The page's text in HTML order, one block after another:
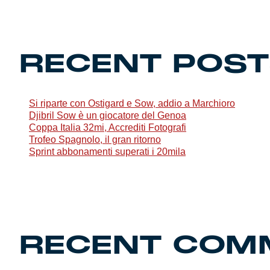
Urban Collection
Sebago x Genoa
Robe di Kappa x Genoa
RECENT
Si riparte con Ostigard e Sow, addio a Marchioro
Djibril Sow è un giocatore del Genoa
Coppa Italia 32mi, Accrediti Fotografi
Trofeo Spagnolo, il gran ritorno
Sprint abbonamenti superati i 20mila
RECENT